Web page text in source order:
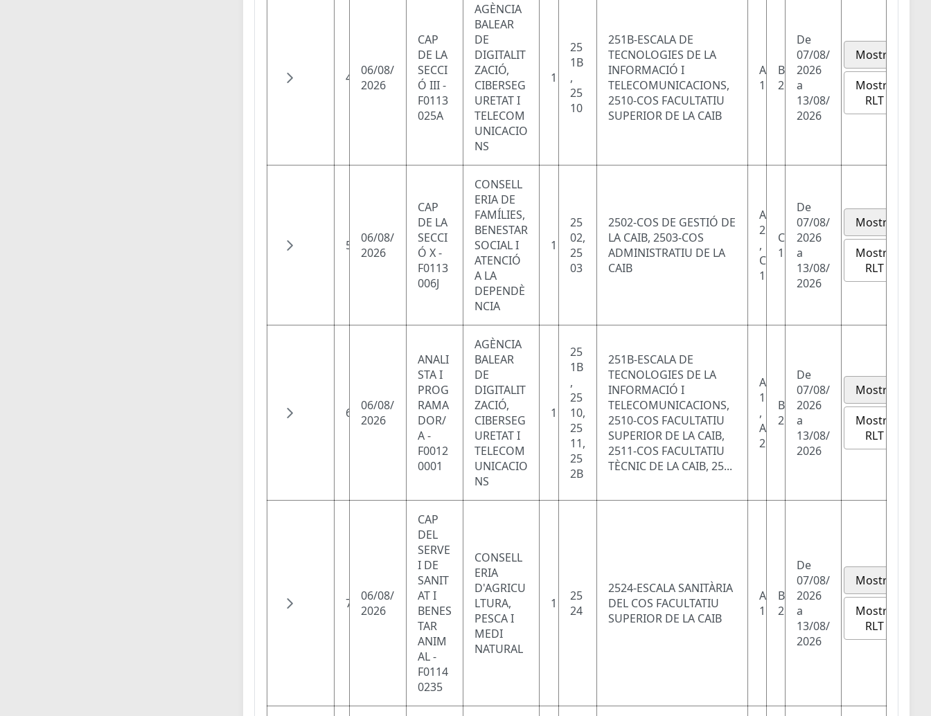
4
06/08/
2026
CAP
DE LA
SECCI
Ó III -
F0113
025A
AGÈNCIA
BALEAR
DE
DIGITALIT
ZACIÓ,
CIBERSEG
URETAT I
TELECOM
UNICACIO
NS
1
25
1B
,
25
10
251B-ESCALA DE
TECNOLOGIES DE LA
INFORMACIÓ I
TELECOMUNICACIONS,
2510-COS FACULTATIU
SUPERIOR DE LA CAIB
A
1
B
2
De
07/08/
2026
a
13/08/
2026
Mostra
Mostra
RLT
5
06/08/
2026
CAP
DE LA
SECCI
Ó X -
F0113
006J
CONSELL
ERIA DE
FAMÍLIES,
BENESTAR
SOCIAL I
ATENCIÓ
A LA
DEPENDÈ
NCIA
1
25
02,
25
03
2502-COS DE GESTIÓ DE
LA CAIB, 2503-COS
ADMINISTRATIU DE LA
CAIB
A
2
,
C
1
C
1
De
07/08/
2026
a
13/08/
2026
Mostra
Mostra
RLT
6
06/08/
2026
ANALI
STA I
PROG
RAMA
DOR/
A -
F0012
0001
AGÈNCIA
BALEAR
DE
DIGITALIT
ZACIÓ,
CIBERSEG
URETAT I
TELECOM
UNICACIO
NS
1
25
1B
,
25
10,
25
11,
25
2B
251B-ESCALA DE
TECNOLOGIES DE LA
INFORMACIÓ I
TELECOMUNICACIONS,
2510-COS FACULTATIU
SUPERIOR DE LA CAIB,
2511-COS FACULTATIU
TÈCNIC DE LA CAIB, 25...
A
1
,
A
2
B
2
De
07/08/
2026
a
13/08/
2026
Mostra
Mostra
RLT
7
06/08/
2026
CAP
DEL
SERVE
I DE
SANIT
AT I
BENES
TAR
ANIM
AL -
F0114
0235
CONSELL
ERIA
D'AGRICU
LTURA,
PESCA I
MEDI
NATURAL
1
25
24
2524-ESCALA SANITÀRIA
DEL COS FACULTATIU
SUPERIOR DE LA CAIB
A
1
B
2
De
07/08/
2026
a
13/08/
2026
Mostra
Mostra
RLT